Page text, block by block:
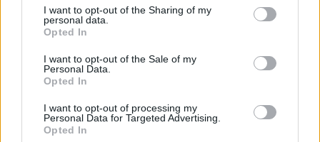
not limited to your visit or usage behaviour. You may click to
grant or deny consent to Google and its third-party tags to
use your data for below specified purposes in below Google
consent section.
I want to opt-out of the Sharing of my
personal data.
Opted In
I want to opt-out of the Sale of my
Personal Data.
Opted In
I want to opt-out of processing my
Personal Data for Targeted Advertising.
Opted In
Meccs Center
Paris Saint-Germainvs